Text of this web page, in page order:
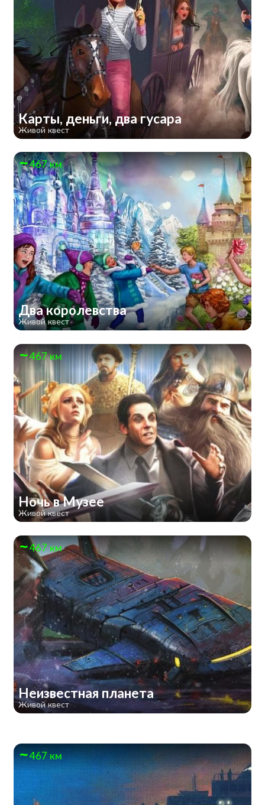
Карты, деньги, два гусара
Живой квест
467 км
Два королевства
Живой квест
467 км
Ночь в Музее
Живой квест
467 км
Неизвестная планета
Живой квест
467 км